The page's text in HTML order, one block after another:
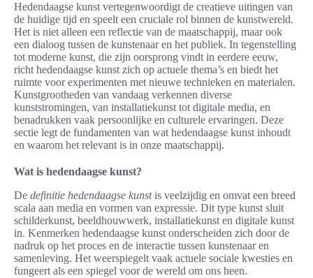
Hedendaagse kunst vertegenwoordigt de creatieve uitingen van
de huidige tijd en speelt een cruciale rol binnen de kunstwereld.
Het is niet alleen een reflectie van de maatschappij, maar ook
een dialoog tussen de kunstenaar en het publiek. In tegenstelling
tot moderne kunst, die zijn oorsprong vindt in eerdere eeuw,
richt hedendaagse kunst zich op actuele thema’s en biedt het
ruimte voor experimenten met nieuwe technieken en materialen.
Kunstgrootheden van vandaag verkennen diverse
kunststromingen, van installatiekunst tot digitale media, en
benadrukken vaak persoonlijke en culturele ervaringen. Deze
sectie legt de fundamenten van wat hedendaagse kunst inhoudt
en waarom het relevant is in onze maatschappij.
Wat is hedendaagse kunst?
De definitie hedendaagse kunstis veelzijdig en omvat een breed
scala aan media en vormen van expressie. Dit type kunst sluit
schilderkunst, beeldhouwwerk, installatiekunst en digitale kunst
in. Kenmerken hedendaagse kunst onderscheiden zich door de
nadruk op het proces en de interactie tussen kunstenaar en
samenleving. Het weerspiegelt vaak actuele sociale kwesties en
fungeert als een spiegel voor de wereld om ons heen.